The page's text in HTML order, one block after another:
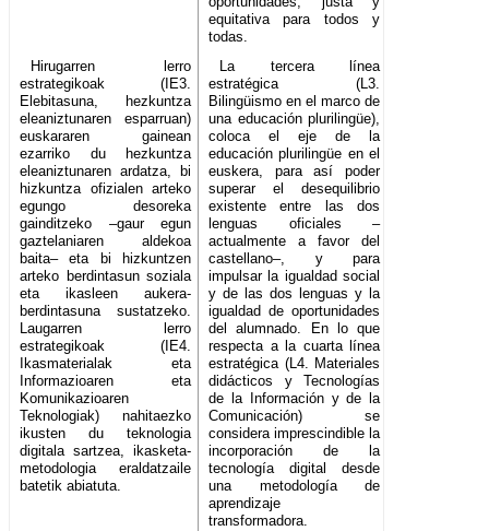
equitativa para todos y
todas.
Hirugarren lerro
estrategikoak (IE3.
Elebitasuna, hezkuntza
eleaniztunaren esparruan)
euskararen gainean
ezarriko du hezkuntza
eleaniztunaren ardatza, bi
hizkuntza ofizialen arteko
egungo desoreka
gainditzeko –gaur egun
gaztelaniaren aldekoa
baita– eta bi hizkuntzen
arteko berdintasun soziala
eta ikasleen aukera-
berdintasuna sustatzeko.
Laugarren lerro
estrategikoak (IE4.
Ikasmaterialak eta
Informazioaren eta
Komunikazioaren
Teknologiak) nahitaezko
ikusten du teknologia
digitala sartzea, ikasketa-
metodologia eraldatzaile
batetik abiatuta.
La tercera línea
estratégica (L3.
Bilingüismo en el marco de
una educación plurilingüe),
coloca el eje de la
educación plurilingüe en el
euskera, para así poder
superar el desequilibrio
existente entre las dos
lenguas oficiales –
actualmente a favor del
castellano–, y para
impulsar la igualdad social
y de las dos lenguas y la
igualdad de oportunidades
del alumnado. En lo que
respecta a la cuarta línea
estratégica (L4. Materiales
didácticos y Tecnologías
de la Información y de la
Comunicación) se
considera imprescindible la
incorporación de la
tecnología digital desde
una metodología de
aprendizaje
transformadora.